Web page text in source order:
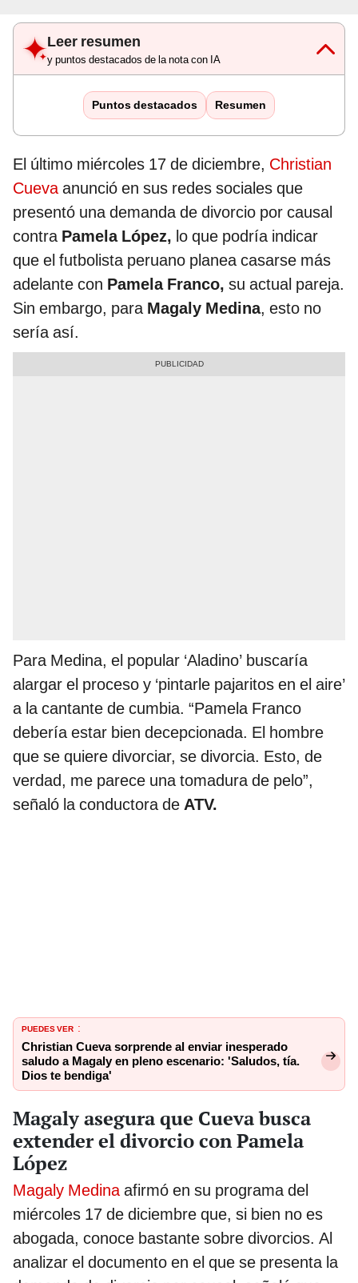
Leer resumen
y puntos destacados de la nota con IA
Puntos destacados Resumen
El último miércoles 17 de diciembre, Christian
Cuevaanunció en sus redes sociales que
presentó una demanda de divorcio por causal
contra Pamela López, lo que podría indicar
que el futbolista peruano planea casarse más
adelante con Pamela Franco, su actual pareja.
Sin embargo, para Magaly Medina, esto no
sería así.
Para Medina, el popular ‘Aladino’ buscaría
alargar el proceso y ‘pintarle pajaritos en el aire’
a la cantante de cumbia. “Pamela Franco
debería estar bien decepcionada. El hombre
que se quiere divorciar, se divorcia. Esto, de
verdad, me parece una tomadura de pelo”,
señaló la conductora de ATV.
PUEDES VER :
Christian Cueva sorprende al enviar inesperado
saludo a Magaly en pleno escenario: 'Saludos, tía.
Dios te bendiga'
Magaly asegura que Cueva busca
extender el divorcio con Pamela
López
Magaly Medinaafirmó en su programa del
miércoles 17 de diciembre que, si bien no es
abogada, conoce bastante sobre divorcios. Al
analizar el documento en el que se presenta la